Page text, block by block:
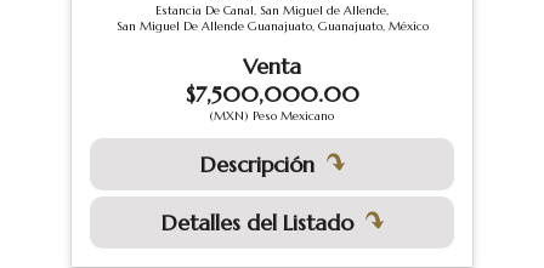
Estancia De Canal, San Miguel de Allende,
San Miguel De Allende Guanajuato, Guanajuato, México
Venta
$7,500,000.00
(MXN) Peso Mexicano
Descripción
Detalles del Listado